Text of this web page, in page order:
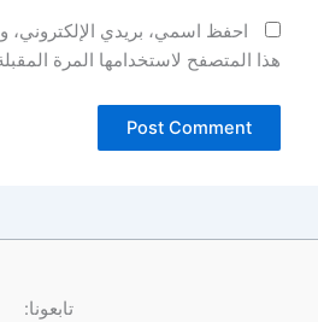
احفظ اسمي، بريدي الإلكتروني،
هذا المتصفح لاستخدامها المرة
تابعونا: